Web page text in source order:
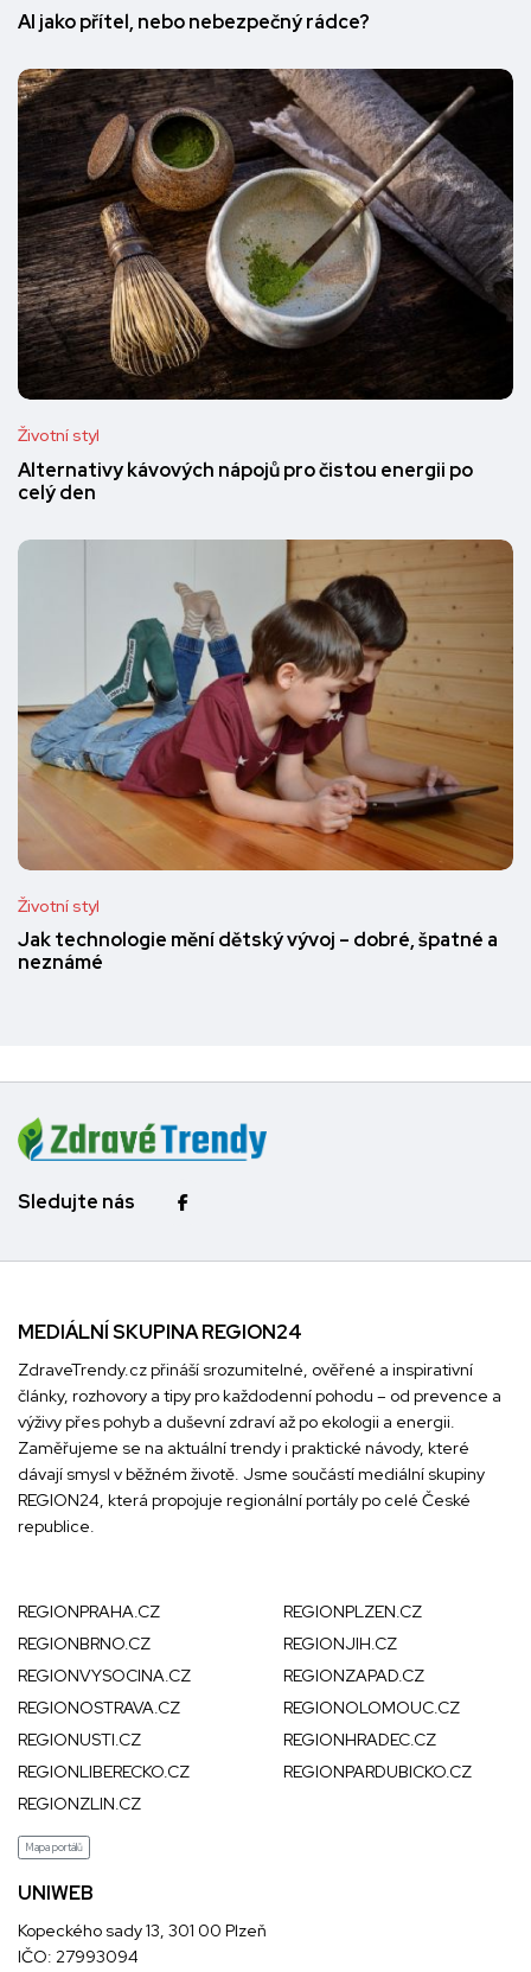
AI jako přítel, nebo nebezpečný rádce?
Životní styl
Alternativy kávových nápojů pro čistou energii po
celý den
Životní styl
Jak technologie mění dětský vývoj – dobré, špatné a
neznámé
Sledujte nás
MEDIÁLNÍ SKUPINA REGION24
ZdraveTrendy.cz přináší srozumitelné, ověřené a inspirativní
články, rozhovory a tipy pro každodenní pohodu – od prevence a
výživy přes pohyb a duševní zdraví až po ekologii a energii.
Zaměřujeme se na aktuální trendy i praktické návody, které
dávají smysl v běžném životě. Jsme součástí mediální skupiny
REGION24, která propojuje regionální portály po celé České
republice.
REGIONPRAHA.CZ
REGIONPLZEN.CZ
REGIONBRNO.CZ
REGIONJIH.CZ
REGIONVYSOCINA.CZ
REGIONZAPAD.CZ
REGIONOSTRAVA.CZ
REGIONOLOMOUC.CZ
REGIONUSTI.CZ
REGIONHRADEC.CZ
REGIONLIBERECKO.CZ
REGIONPARDUBICKO.CZ
REGIONZLIN.CZ
Mapa portálů
UNIWEB
Kopeckého sady 13, 301 00 Plzeň
IČO: 27993094